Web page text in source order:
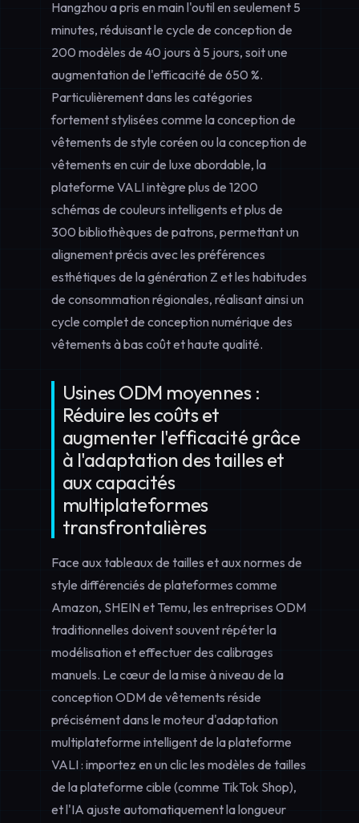
Hangzhou a pris en main l'outil en seulement 5
minutes, réduisant le cycle de conception de
200 modèles de 40 jours à 5 jours, soit une
augmentation de l'efficacité de 650 %.
Particulièrement dans les catégories
fortement stylisées comme la conception de
vêtements de style coréen ou la conception de
vêtements en cuir de luxe abordable, la
plateforme VALI intègre plus de 1200
schémas de couleurs intelligents et plus de
300 bibliothèques de patrons, permettant un
alignement précis avec les préférences
esthétiques de la génération Z et les habitudes
de consommation régionales, réalisant ainsi un
cycle complet de conception numérique des
vêtements à bas coût et haute qualité.
Usines ODM moyennes :
Réduire les coûts et
augmenter l'efficacité grâce
à l'adaptation des tailles et
aux capacités
multiplateformes
transfrontalières
Face aux tableaux de tailles et aux normes de
style différenciés de plateformes comme
Amazon, SHEIN et Temu, les entreprises ODM
traditionnelles doivent souvent répéter la
modélisation et effectuer des calibrages
manuels. Le cœur de la mise à niveau de la
conception ODM de vêtements réside
précisément dans le moteur d'adaptation
multiplateforme intelligent de la plateforme
VALI : importez en un clic les modèles de tailles
de la plateforme cible (comme TikTok Shop),
et l'IA ajuste automatiquement la longueur